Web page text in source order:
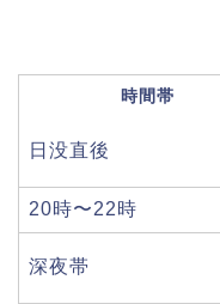
時間帯
日没直後
20時〜22時
深夜帯